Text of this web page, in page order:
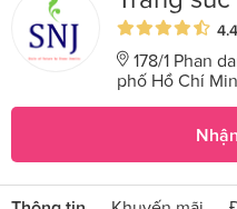
178/1 Phan
phố Hồ Chí